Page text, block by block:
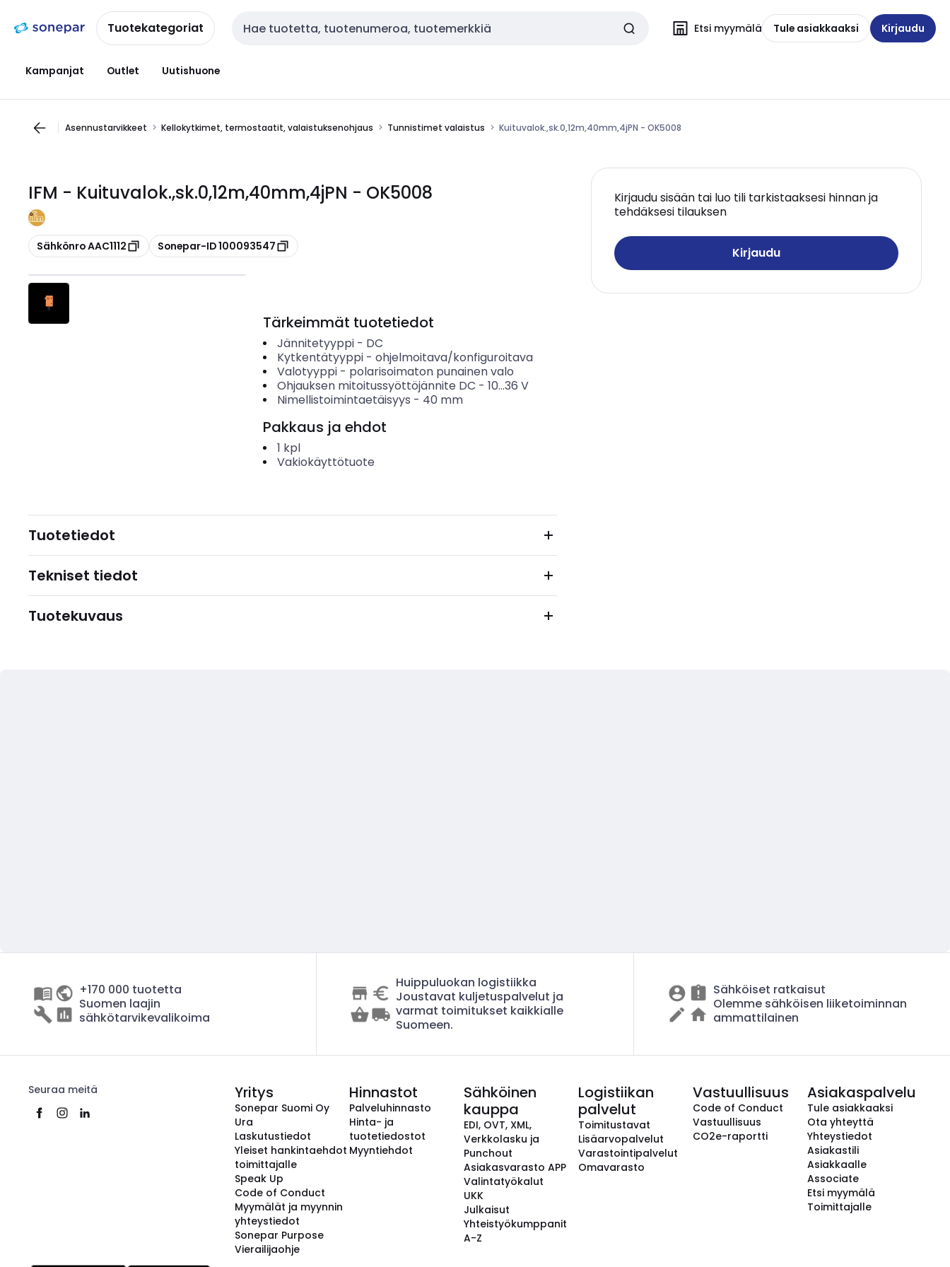
navigointiinsisältöönTuotekategoriat Haku Etsi myymälä Tule asiakkaaksi Kirjaudu
Kampanjat Outlet Uutishuone
Asennustarvikkeet Kellokytkimet, termostaatit, valaistuksenohjaus Tunnistimet valaistus Kuituvalok.,sk.0,12m,40mm,4jPN - OK5008
IFM - Kuituvalok.,sk.0,12m,40mm,4jPN - OK5008
Kopioi
Sähkönro AAC1112 Kopioi
Sonepar-ID 100093547
Kirjaudu sisään tai luo tili tarkistaaksesi hinnan ja
tehdäksesi tilauksen
Kirjaudu
Tärkeimmät tuotetiedot
Jännitetyyppi- DC
Kytkentätyyppi- ohjelmoitava/konfiguroitava
Valotyyppi- polarisoimaton punainen valo
Ohjauksen mitoitussyöttöjännite DC - 10...36 V
Nimellistoimintaetäisyys - 40 mm
Pakkaus ja ehdot
1 kpl
Vakiokäyttötuote
Tuotetiedot
Tekniset tiedot
Tuotekuvaus
+170 000 tuotetta
Suomen laajin
sähkötarvikevalikoima
Huippuluokan logistiikka
Joustavat kuljetuspalvelut ja
varmat toimitukset kaikkialle
Suomeen.
Sähköiset ratkaisut
Olemme sähköisen liiketoiminnan
ammattilainen
Seuraa meitä Yritys
Sonepar Suomi Oy
Ura
Laskutustiedot
Yleiset hankintaehdot
toimittajalle
Speak Up
Code of Conduct
Myymälät ja myynnin
yhteystiedot
Sonepar Purpose
Vierailijaohje
Hinnastot
Palveluhinnasto
Hinta- ja
tuotetiedostot
Myyntiehdot
Sähköinen
kauppa
EDI, OVT, XML,
Verkkolasku ja
Punchout
Asiakasvarasto APP
Valintatyökalut
UKK
Julkaisut
Yhteistyökumppanit
A-Z
Logistiikan
palvelut
Toimitustavat
Lisäarvopalvelut
Varastointipalvelut
Omavarasto
Vastuullisuus
Code of Conduct
Vastuullisuus
CO2e-raportti
Asiakaspalvelu
Tule asiakkaaksi
Ota yhteyttä
Yhteystiedot
Asiakastili
Asiakkaalle
Associate
Etsi myymälä
Toimittajalle